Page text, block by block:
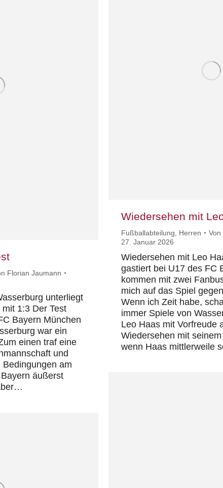
Florian Jaumann
unterliegt
1:3 Der Test
Bayern München
war ein
einen traf eine
und
am
äußerst
Wiedersehen mit
Fußballabteilung Herren Von
27. Januar 2026
Wiedersehen mit Leo
gastiert bei U17 des FC
kommen mit zwei
mich auf das Spiel
Wenn ich Zeit habe,
immer Spiele von
Leo Haas mit Vorfreude
Wiedersehen mit
wenn Haas mittlerweile